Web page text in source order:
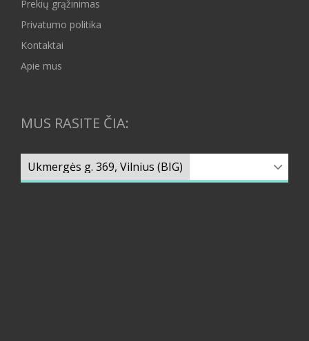
Prekių grąžinimas
Privatumo politika
Kontaktai
Apie mus
MUS RASITE ČIA: